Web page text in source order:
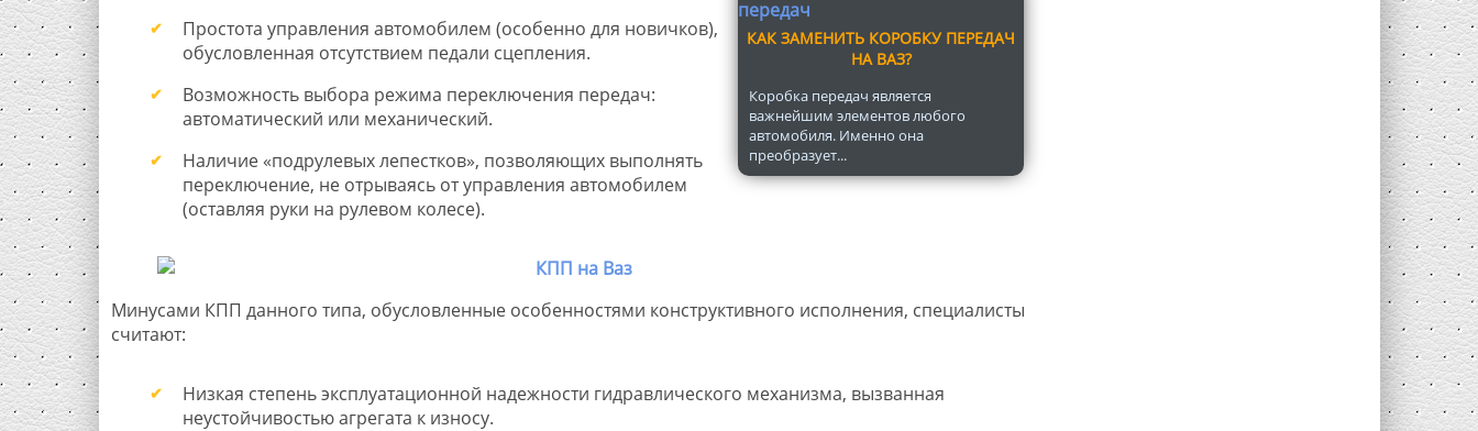
КАК ЗАМЕНИТЬ КОРОБКУ ПЕРЕДАЧ
НА ВАЗ?
Коробка передач является
важнейшим элементов любого
автомобиля. Именно она
преобразует...
Простота управления автомобилем (особенно для новичков),
обусловленная отсутствием педали сцепления.
Возможность выбора режима переключения передач:
автоматический или механический.
Наличие «подрулевых лепестков», позволяющих выполнять
переключение, не отрываясь от управления автомобилем
(оставляя руки на рулевом колесе).
Минусами КПП данного типа, обусловленные особенностями конструктивного исполнения, специалисты
считают:
Низкая степень эксплуатационной надежности гидравлического механизма, вызванная
неустойчивостью агрегата к износу.